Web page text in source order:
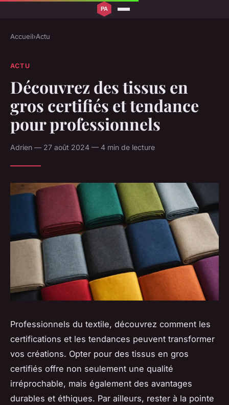
Accueil›Actu
ACTU
Découvrez des tissus en
gros certifiés et tendance
pour professionnels
Adrien — 27 août 2024 — 4 min de lecture
Professionnels du textile, découvrez comment les
certifications et les tendances peuvent transformer
vos créations. Opter pour des tissus en gros
certifiés offre non seulement une qualité
irréprochable, mais également des avantages
durables et éthiques. Par ailleurs, rester à la pointe